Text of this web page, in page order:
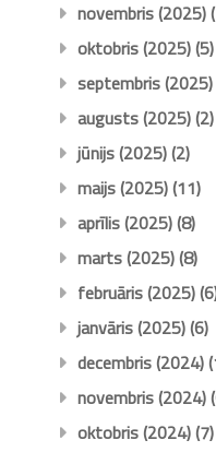
novembris (2025)
oktobris (2025)(5)
septembris (2025)
augusts (2025)(2)
jūnijs (2025)(2)
maijs (2025)(11)
aprīlis (2025)(8)
marts (2025)(8)
februāris (2025)
janvāris (2025)(6)
decembris (2024)
novembris (2024)
oktobris (2024)(7)